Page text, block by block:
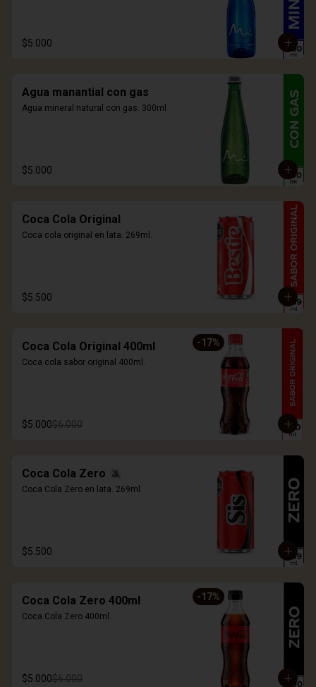
$5.000
Agua manantial con gas
Agua mineral natural con gas. 300ml
$5.000
Coca Cola Original
Coca cola original en lata. 269ml.
$5.500
-17%
Coca Cola Original 400ml
Coca cola sabor original 400ml.
$5.000$6.000
Coca Cola Zero
Coca Cola Zero en lata. 269ml.
$5.500
-17%
Coca Cola Zero 400ml
Coca Cola Zero 400ml.
$5.000$6.000